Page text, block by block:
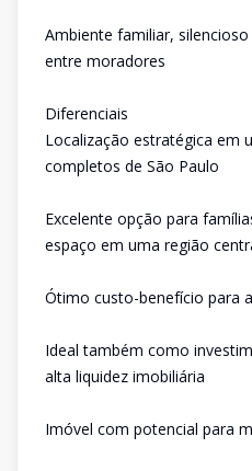
Ambiente familiar,
entre moradores
Diferenciais
Localização estratégica em
completos de São Paulo
Excelente opção para
espaço em uma região
Ótimo custo-benefício para
Ideal também como
alta liquidez imobiliária
Imóvel com potencial para